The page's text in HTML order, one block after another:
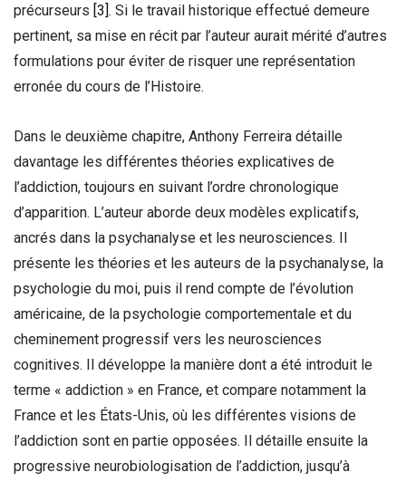
précurseurs [3]. Si le travail historique effectué demeure
pertinent, sa mise en récit par l’auteur aurait mérité d’autres
formulations pour éviter de risquer une représentation
erronée du cours de l’Histoire.
Dans le deuxième chapitre, Anthony Ferreira détaille
davantage les différentes théories explicatives de
l’addiction, toujours en suivant l’ordre chronologique
d’apparition. L’auteur aborde deux modèles explicatifs,
ancrés dans la psychanalyse et les neurosciences. Il
présente les théories et les auteurs de la psychanalyse, la
psychologie du moi, puis il rend compte de l’évolution
américaine, de la psychologie comportementale et du
cheminement progressif vers les neurosciences
cognitives. Il développe la manière dont a été introduit le
terme « addiction » en France, et compare notamment la
France et les États-Unis, où les différentes visions de
l’addiction sont en partie opposées. Il détaille ensuite la
progressive neurobiologisation de l’addiction, jusqu’à